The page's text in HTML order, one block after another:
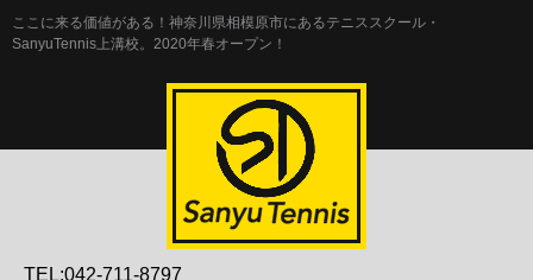
ここに来る価値がある！神奈川県相模原市にあるテニススクール・
SanyuTennis上溝校。2020年春オープン！
TEL:042-711-8797